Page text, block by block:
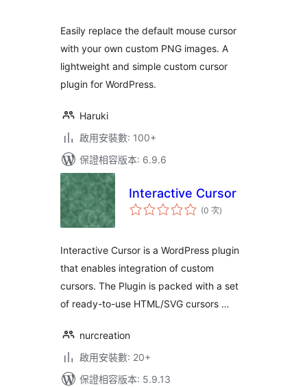
Easily replace the default mouse cursor
with your own custom PNG images. A
lightweight and simple custom cursor
plugin for WordPress.
Haruki
啟用安裝數: 100+
保證相容版本: 6.9.6
Interactive Cursor
(0 次評
分)
Interactive Cursor is a WordPress plugin
that enables integration of custom
cursors. The Plugin is packed with a set
of ready-to-use HTML/SVG cursors …
nurcreation
啟用安裝數: 20+
保證相容版本: 5.9.13